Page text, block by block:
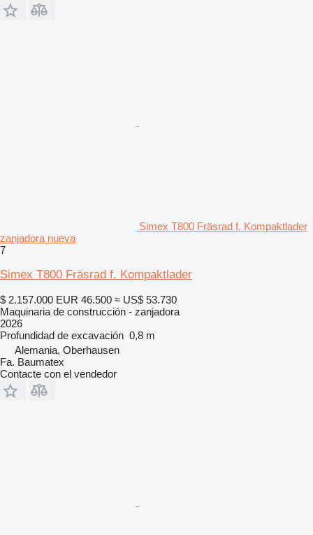
Simex T800 Fräsrad f. Kompaktlader
zanjadora nueva
7
Simex T800 Fräsrad f. Kompaktlader
$ 2.157.000 EUR 46.500 ≈ US$ 53.730
Maquinaria de construcción - zanjadora
2026
Profundidad de excavación 0,8 m
Alemania, Oberhausen
Fa. Baumatex
Contacte con el vendedor